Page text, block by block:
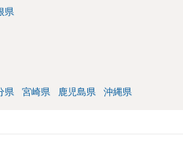
県
県 宮崎県 鹿児島県 沖縄県